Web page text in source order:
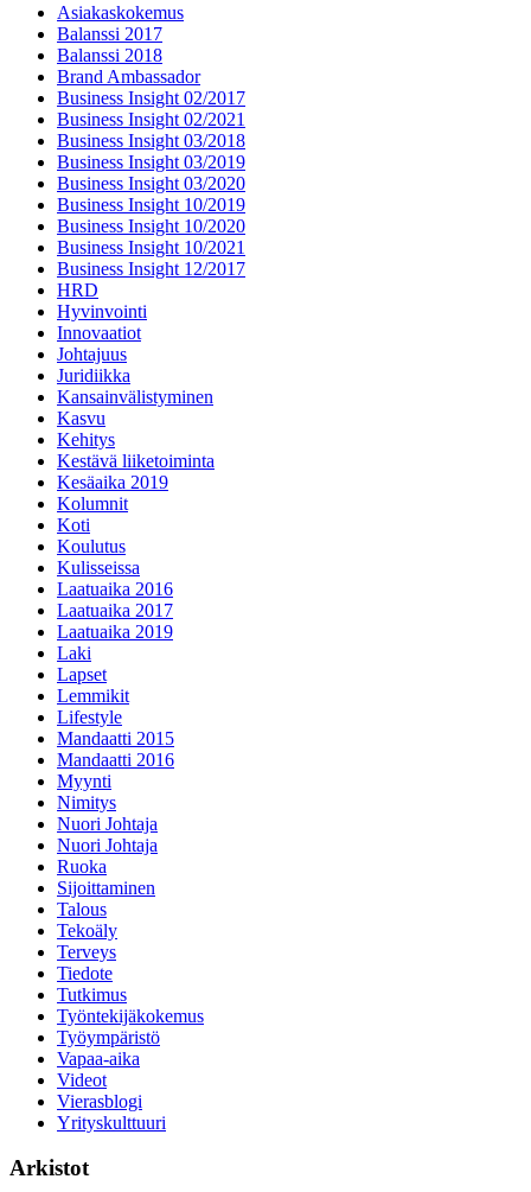
Asiakaskokemus
Balanssi 2017
Balanssi 2018
Brand Ambassador
Business Insight 02/2017
Business Insight 02/2021
Business Insight 03/2018
Business Insight 03/2019
Business Insight 03/2020
Business Insight 10/2019
Business Insight 10/2020
Business Insight 10/2021
Business Insight 12/2017
HRD
Hyvinvointi
Innovaatiot
Johtajuus
Juridiikka
Kansainvälistyminen
Kasvu
Kehitys
Kestävä liiketoiminta
Kesäaika 2019
Kolumnit
Koti
Koulutus
Kulisseissa
Laatuaika 2016
Laatuaika 2017
Laatuaika 2019
Laki
Lapset
Lemmikit
Lifestyle
Mandaatti 2015
Mandaatti 2016
Myynti
Nimitys
Nuori Johtaja
Nuori Johtaja
Ruoka
Sijoittaminen
Talous
Tekoäly
Terveys
Tiedote
Tutkimus
Työntekijäkokemus
Työympäristö
Vapaa-aika
Videot
Vierasblogi
Yrityskulttuuri
Arkistot